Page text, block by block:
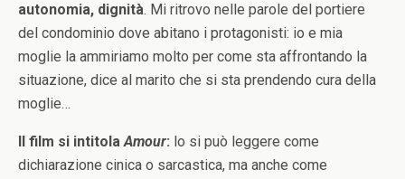
autonomia, dignità. Mi ritrovo nelle parole del portiere
del condominio dove abitano i protagonisti: io e mia
moglie la ammiriamo molto per come sta affrontando la
situazione, dice al marito che si sta prendendo cura della
moglie…
Il film si intitolaAmour: lo si può leggere come
dichiarazione cinica o sarcastica, ma anche come